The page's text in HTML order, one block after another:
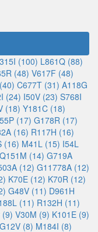
(100) L861Q (88)
(48) V617F (48)
C677T (31) A118G
(24) I50V (23) S768I
(18) Y181C (18)
(17) G178R (17)
(16) R117H (16)
(16) M41L (15) I54L
Q151M (14) G719A
(12) G11778A (12)
K70E (12) K70R (12)
G48V (11) D961H
(11) R132H (11)
(9) V30M (9) K101E (9)
G12V (8) M184I (8)